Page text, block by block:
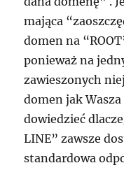
mająca
domen na
ponieważ na
zawieszonych
domen jak
dowiedzieć
LINE” zawsze
standardowa